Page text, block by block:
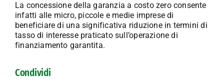
La concessione della garanzia a costo zero consente
infatti alle micro, piccole e medie imprese di
beneficiare di una significativa riduzione in termini di
tasso di interesse praticato sull’operazione di
finanziamento garantita.
Condividi